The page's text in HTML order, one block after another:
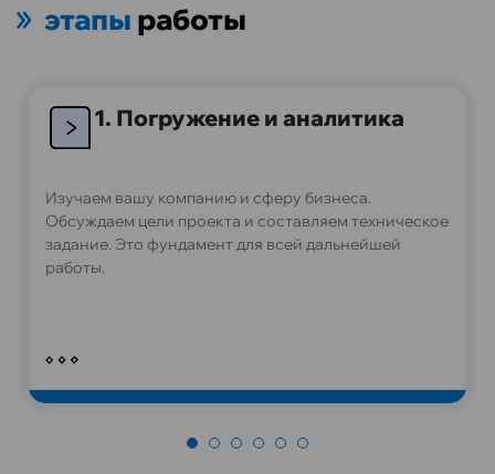
этапы работы
1. Погружение и аналитика
Изучаем вашу компанию и сферу бизнеса.
Обсуждаем цели проекта и составляем техническое
задание. Это фундамент для всей дальнейшей
работы.